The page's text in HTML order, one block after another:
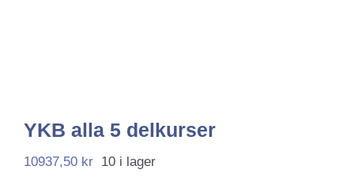
YKB alla 5 delkurser
10937,50 kr 10 i lager